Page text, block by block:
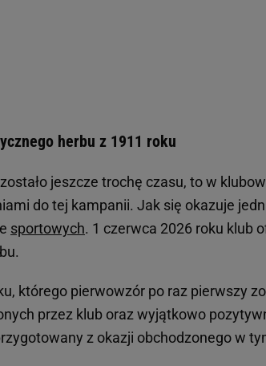
herbu z 1911 roku
jeszcze trochę czasu, to w
do tej kampanii. Jak się okazuje
sportowych. 1 czerwca 2026 roku klub
którego pierwowzór po raz pierwszy
przez klub oraz wyjątkowo
z okazji obchodzonego w